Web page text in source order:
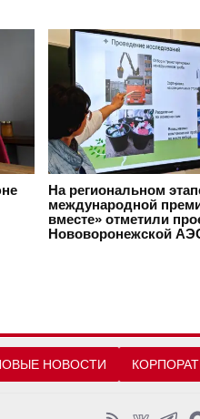
На региональном
международной
вместе» отметили
Нововоронежской
НОВОСТИ